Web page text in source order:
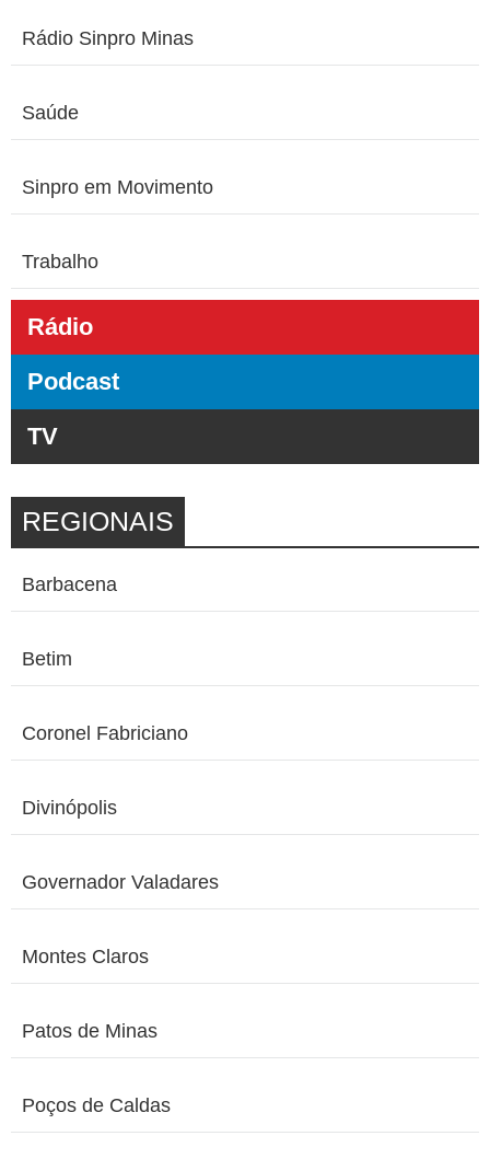
Rádio Sinpro Minas
Saúde
Sinpro em Movimento
Trabalho
Rádio
Podcast
TV
REGIONAIS
Barbacena
Betim
Coronel Fabriciano
Divinópolis
Governador Valadares
Montes Claros
Patos de Minas
Poços de Caldas